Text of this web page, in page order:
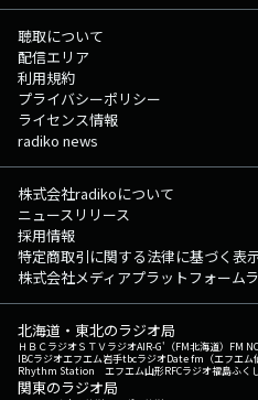
聴取について
配信エリア
利用規約
プライバシーポリシー
ライセンス情報
radiko news
株式会社radikoについて
ニュースリリース
採用情報
特定商取引に関する法律に基づく表
株式会社メディアプラットフォーム
北海道・東北のラジオ局
ＨＢＣラジオＳＴＶラジオAIR-G'（FM北海道） FM
IBCラジオエフエム岩手tbcラジオDate fm（エフエム
Rhythm Station エフエム山形RFCラジオ福島ふく
関東のラジオ局